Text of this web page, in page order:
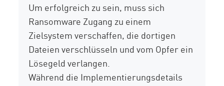
Um erfolgreich zu sein, muss sich
Ransomware Zugang zu einem
Zielsystem verschaffen, die dortigen
Dateien verschlüsseln und vom Opfer ein
Lösegeld verlangen.
Während die Implementierungsdetails